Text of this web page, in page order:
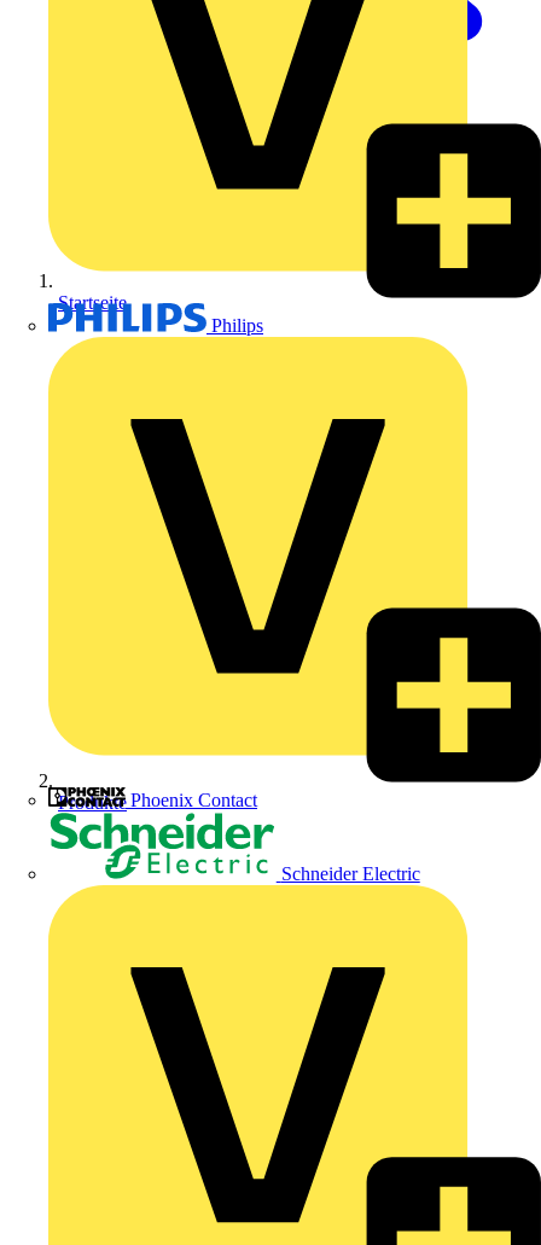
Philips
Phoenix Contact
Schneider Electric
Startseite
Produkte